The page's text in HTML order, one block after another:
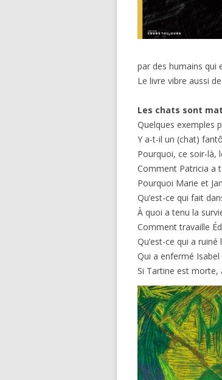
par des humains qui
Le livre vibre aussi
Les chats sont
Quelques exemples
Y a-t-il un (chat)
Pourquoi, ce soir-là,
Comment Patricia a
Pourquoi Marie et
Qu’est-ce qui fait
À quoi a tenu la
Comment travaille
Qu’est-ce qui a
Qui a enfermé Isabel
Si Tartine est morte,